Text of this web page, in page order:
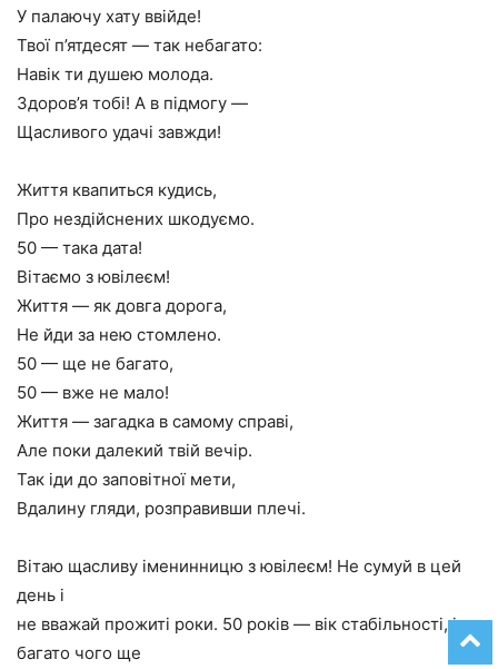
У палаючу хату ввійде!
Твої п’ятдесят — так небагато:
Навік ти душею молода.
Здоров’я тобі! А в підмогу —
Щасливого удачі завжди!
Життя квапиться кудись,
Про нездійснених шкодуємо.
50 — така дата!
Вітаємо з ювілеєм!
Життя — як довга дорога,
Не йди за нею стомлено.
50 — ще не багато,
50 — вже не мало!
Життя — загадка в самому справі,
Але поки далекий твій вечір.
Так іди до заповітної мети,
Вдалину гляди, розправивши плечі.
Вітаю щасливу іменинницю з ювілеєм! Не сумуй в цей
день і
не вважай прожиті роки. 50 років — вік стабільності, і
багато чого ще